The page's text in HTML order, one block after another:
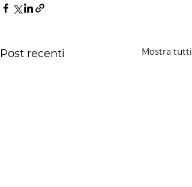
Post recenti Mostra tutti